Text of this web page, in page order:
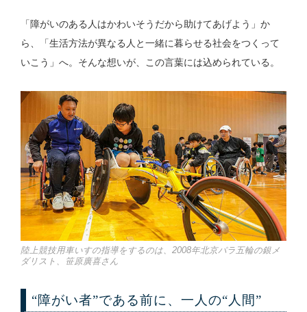
「障がいのある人はかわいそうだから助けてあげよう」か
ら、「生活方法が異なる人と一緒に暮らせる社会をつくって
いこう」へ。そんな想いが、この言葉には込められている。
陸上競技用車いすの指導をするのは、2008年北京パラ五輪の銀メ
ダリスト、笹原廣喜さん
“障がい者”である前に、一人の“人間”